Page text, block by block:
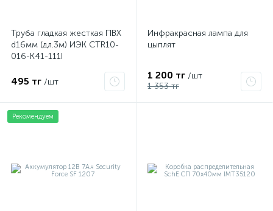
Труба гладкая жесткая ПВХ
d16мм (дл.3м) ИЭК CTR10-
016-K41-111I
495 тг /шт
Инфракрасная лампа для
цыплят
1 200 тг /шт
1 353 тг
Рекомендуем